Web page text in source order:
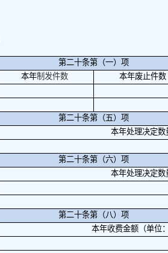
第二十条第（一）项
本年制 发件数
本年废止件数
第二十条第（五）项
本年处理决定数
第二十条第（六）项
本年处理决定数
第二十条第（八）项
本年收费金额（单位